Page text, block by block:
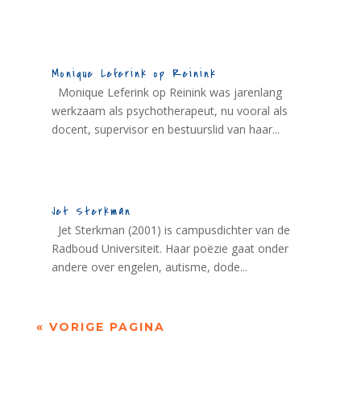
Monique Leferink op Reinink
Monique Leferink op Reinink was jarenlang
werkzaam als psychotherapeut, nu vooral als
docent, supervisor en bestuurslid van haar...
Jet Sterkman
Jet Sterkman (2001) is campusdichter van de
Radboud Universiteit. Haar poëzie gaat onder
andere over engelen, autisme, dode...
« VORIGE PAGINA